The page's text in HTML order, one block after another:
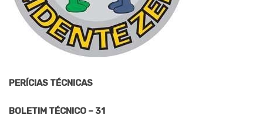
PERÍCIAS TÉCNICAS
BOLETIM TÉCNICO – 31